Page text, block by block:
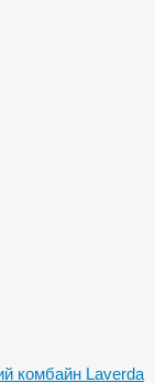
комбайн Laverda